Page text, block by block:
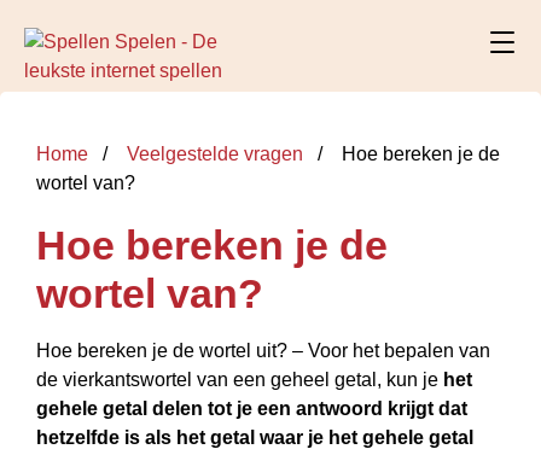
Home Veelgestelde vragen
Hoe bereken je de
wortel van?
Hoe bereken je de
wortel van?
Hoe bereken je de wortel uit? – Voor het bepalen van
de vierkantswortel van een geheel getal, kun je het
gehele getal delen tot je een antwoord krijgt dat
hetzelfde is als het getal waar je het gehele getal